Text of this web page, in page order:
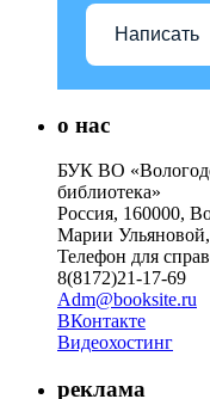
Написать
о нас
БУК ВО
библиотека»
Россия, 160000,
Марии Ульяновой,
Телефон для
8(8172)21-17-69
Adm@booksite.ru
ВКонтакте
Видеохостинг
реклама